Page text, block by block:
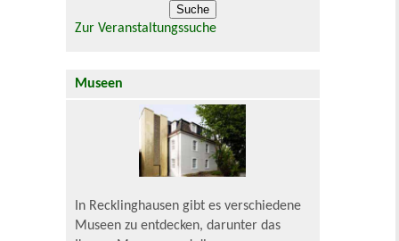
Zur Veranstaltungssuche
Museen
In Recklinghausen gibt es verschiedene
Museen zu entdecken, darunter das